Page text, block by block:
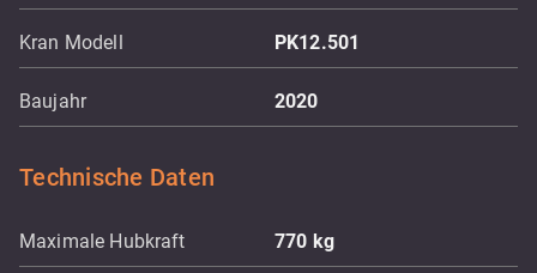
Kran Modell PK12.501
Baujahr 2020
Technische Daten
Maximale Hubkraft 770 kg